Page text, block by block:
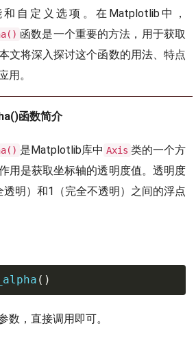
自定义选项。在Matplotlib中，
函数是一个重要的方法，用于获取
文将深入探讨这个函数的用法、特点
用。
函数简介
是Matplotlib库中 Axis 类的一个方
用是获取坐标轴的透明度值。透明度
明）和1（完全不透明）之间的浮点
( )
数，直接调用即可。